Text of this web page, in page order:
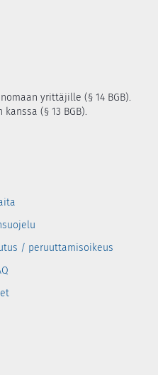
yrittäjille (§ 14 BGB).
(§ 13 BGB).
/ peruuttamisoikeus